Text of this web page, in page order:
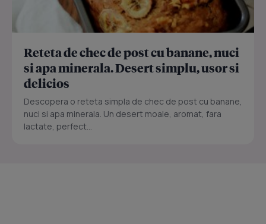
Reteta de chec de post cu banane, nuci
si apa minerala. Desert simplu, usor si
delicios
Descopera o reteta simpla de chec de post cu banane,
nuci si apa minerala. Un desert moale, aromat, fara
lactate, perfect...